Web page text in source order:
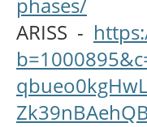
phases/
ARISS -